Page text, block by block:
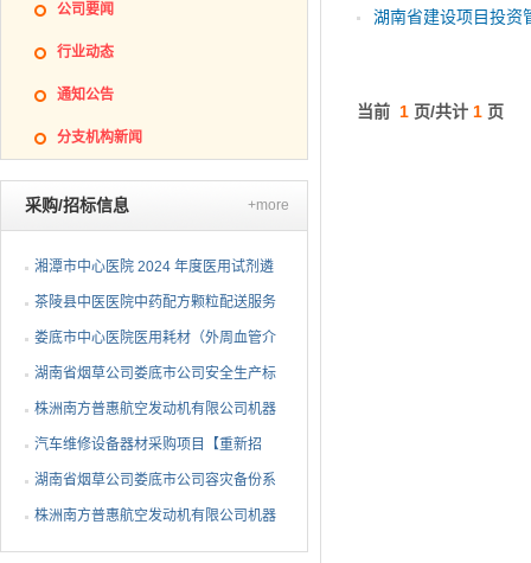
湖南省建设项目投资
当前 1 页/共计 1 页
公司要闻
行业动态
通知公告
分支机构新闻
采购/招标信息 +more
湘潭市中心医院 2024 年度医用试剂遴
选项目（第三次）公开...
茶陵县中医医院中药配方颗粒配送服务
项目 公开招标公告
娄底市中心医院医用耗材（外周血管介
入耗材）遴选项目招标...
湖南省烟草公司娄底市公司安全生产标
准化二级达标复评技术...
株洲南方普惠航空发动机有限公司机器
人去毛刺项目（第二次...
汽车维修设备器材采购项目【重新招
标】招标公告
湖南省烟草公司娄底市公司容灾备份系
统采购项目
株洲南方普惠航空发动机有限公司机器
人去毛刺项目（第二次...